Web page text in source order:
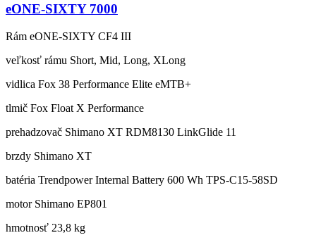
eONE-SIXTY 7000
Rám eONE-SIXTY CF4 III
veľkosť rámu Short, Mid, Long, XLong
vidlica Fox 38 Performance Elite eMTB+
tlmič Fox Float X Performance
prehadzovač Shimano XT RDM8130 LinkGlide 11
brzdy Shimano XT
batéria Trendpower Internal Battery 600 Wh TPS-C15-58SD
motor Shimano EP801
hmotnosť 23,8 kg